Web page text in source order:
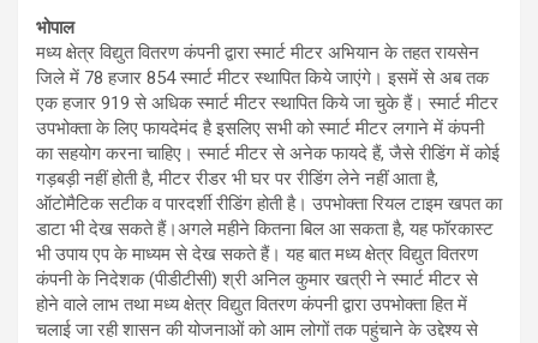
भोपाल
मध्‍य क्षेत्र विद्युत वितरण कंपनी द्वारा स्‍मार्ट मीटर अभियान के तहत रायसेन
जिले में 78 हजार 854 स्‍मार्ट मीटर स्‍थापित किये जाएंगे। इसमें से अब तक
एक हजार 919 से अधिक स्‍मार्ट मीटर स्‍थापित किये जा चुके हैं। स्‍मार्ट मीटर
उपभोक्ता के लिए फायदेमंद है इसलिए सभी को स्‍मार्ट मीटर लगाने में कंपनी
का सहयोग करना चाहिए। स्‍मार्ट मीटर से अनेक फायदे हैं, जैसे रीडिंग में कोई
गड़बड़ी नहीं होती है, मीटर रीडर भी घर पर रीडिंग लेने नहीं आता है,
ऑटो‍मैटिक सटीक व पारदर्शी रीडिंग होती है। उपभोक्‍ता रियल टाइम खपत का
डाटा भी देख सकते हैं।अगले महीने कितना बिल आ सकता है, यह फॉरकास्‍ट
भी उपाय एप के माध्‍यम से देख सकते हैं। यह बात मध्‍य क्षेत्र विद्युत वितरण
कंपनी के निदेशक (पीडीटीसी) श्री अनिल कुमार खत्री ने स्‍मार्ट मीटर से
होने वाले लाभ तथा मध्‍य क्षेत्र विद्युत वितरण कंपनी द्वारा उपभोक्‍ता हित में
चलाई जा रही शासन की योजनाओं को आम लोगों तक पहुंचाने के उद्देश्य से